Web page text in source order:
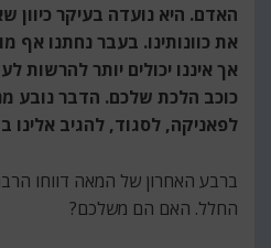
האדם. היא נועדה בעיקר כיוון
את כוונותינו. בעבר נחתנו אף
אך איננו יכולים יותר להרשות
כוכב הלכת שלכם. הדבר נובע
לפאניקה, לסגוד, להגיב אלינו
ברבע האחרון של המאה דווחו
החלל. האם הם משלכם?